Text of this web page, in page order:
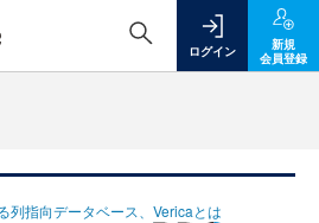
ログイン
新規
会員登録
列指向データベース、Vericaとは